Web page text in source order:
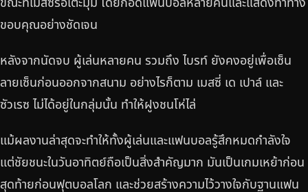
ขอบคุณอย่างชัดเจน
หลังจากนัดจบ ผู้เล่นหลายคน รวมถึง ไบรท์ ยังคงอยู่เพื่อเซ็น
ลายเซ็นก่อนออกจากสนาม อย่างไรก็ตาม เมสซี่ เด เปาล์ และ
ซัวเรซ ไม่ได้อยู่ในกลุ่มนั้น ทำให้ฝูงชนโห่ไล่
แม้ผลงานล่าสุดจะทำให้ทั้งผู้เล่นและแฟนบอลรู้สึกหมดกำลังใจ
แต่ชัยชนะในวันอาทิตย์ถือเป็นสิ่งสำคัญมาก มันเป็นเกมเหย้าก่อน
สุดท้ายก่อนฟุตบอลโลก และช่วยสร้างความไว้วางใจกับฐานแฟน